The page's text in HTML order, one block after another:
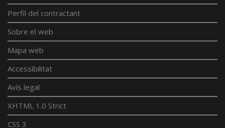
Perfil del contractant
Sobre el web
Mapa web
Accessibilitat
Avís legal
XHTML 1.0 Strict
CSS 3